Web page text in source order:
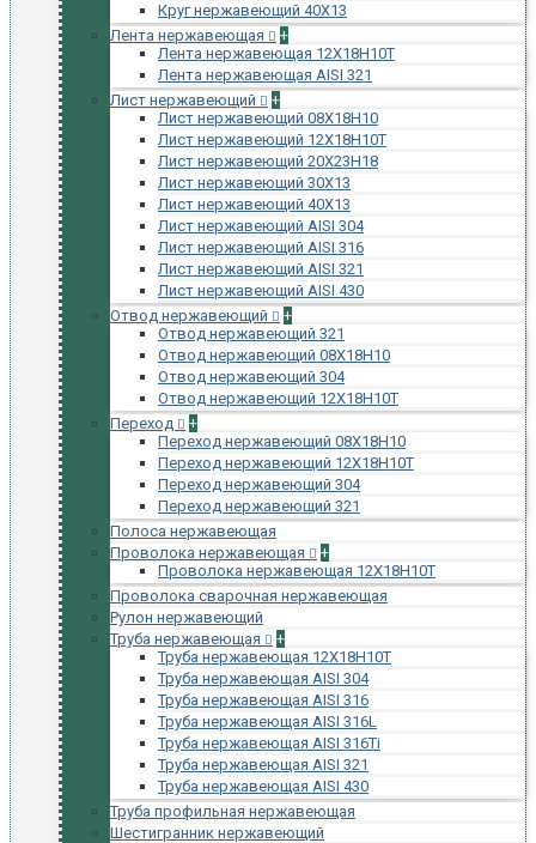
Круг нержавеющий 40Х13
Лента нержавеющая
+
Лента нержавеющая 12Х18Н10Т
Лента нержавеющая AISI 321
Лист нержавеющий
+
Лист нержавеющий 08Х18Н10
Лист нержавеющий 12Х18Н10Т
Лист нержавеющий 20Х23Н18
Лист нержавеющий 30Х13
Лист нержавеющий 40Х13
Лист нержавеющий AISI 304
Лист нержавеющий AISI 316
Лист нержавеющий AISI 321
Лист нержавеющий AISI 430
Отвод нержавеющий
+
Отвод нержавеющий 321
Отвод нержавеющий 08Х18Н10
Отвод нержавеющий 304
Отвод нержавеющий 12Х18Н10Т
Переход
+
Переход нержавеющий 08Х18Н10
Переход нержавеющий 12Х18Н10Т
Переход нержавеющий 304
Переход нержавеющий 321
Полоса нержавеющая
Проволока нержавеющая
+
Проволока нержавеющая 12Х18Н10Т
Проволока сварочная нержавеющая
Рулон нержавеющий
Труба нержавеющая
+
Труба нержавеющая 12Х18Н10Т
Труба нержавеющая AISI 304
Труба нержавеющая AISI 316
Труба нержавеющая AISI 316L
Труба нержавеющая AISI 316Ti
Труба нержавеющая AISI 321
Труба нержавеющая AISI 430
Труба профильная нержавеющая
Шестигранник нержавеющий